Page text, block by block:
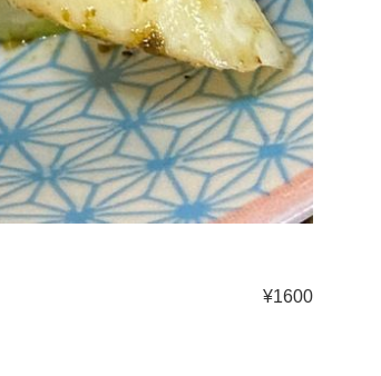
¥1600